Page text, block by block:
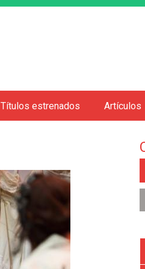
Títulos estrenados Artículos